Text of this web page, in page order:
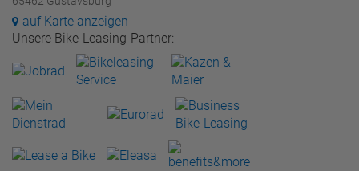
auf Karte anzeigen
Unsere Bike-Leasing-Partner: